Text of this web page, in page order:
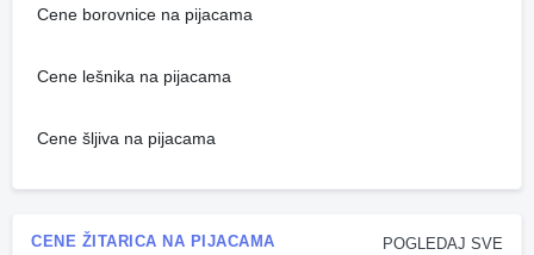
Cene borovnice na pijacama
Cene lešnika na pijacama
Cene šljiva na pijacama
POGLEDAJ SVE
CENE ŽITARICA NA PIJACAMA